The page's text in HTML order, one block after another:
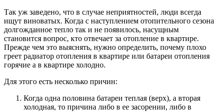
Так уж заведено, что в случае неприятностей, люди всегда
ищут виноватых. Когда с наступлением отопительного сезона
долгожданное тепло так и не появилось, насущным
становится вопрос, кто отвечает за отопление в квартире.
Прежде чем это выяснять, нужно определить, почему плохо
греет радиатор отопления в квартире или батареи отопления
горячие а в квартире холодно.
Для этого есть несколько причин:
Когда одна половина батареи теплая (верх), а вторая
холодная, то причина либо в ее засорении, либо в